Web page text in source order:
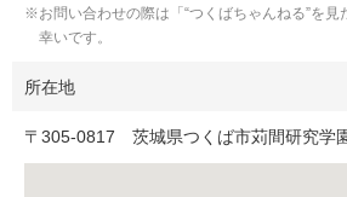
お問い合わせの際は「“つくばちゃんねる”を
幸いです。
所在地
〒 305-0817 茨城県つくば市苅間研究学